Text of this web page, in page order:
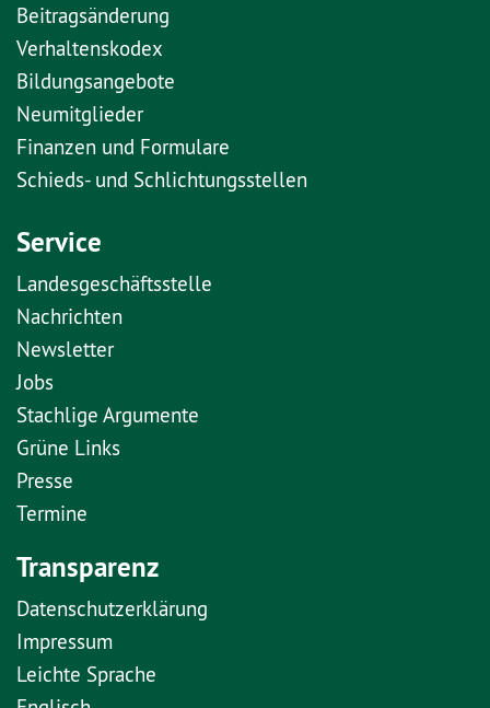
Beitragsänderung
Verhaltenskodex
Bildungsangebote
Neumitglieder
Finanzen und Formulare
Schieds- und Schlichtungsstellen
Service
Landesgeschäftsstelle
Nachrichten
Newsletter
Jobs
Stachlige Argumente
Grüne Links
Presse
Termine
Transparenz
Datenschutzerklärung
Impressum
Leichte Sprache